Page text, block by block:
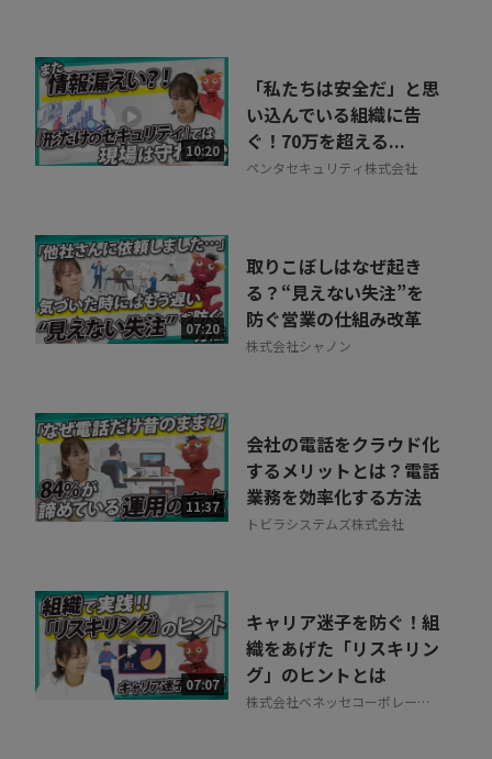
10:20
「私たちは安全だ」と思
い込んでいる組織に告
ぐ！70万を超える...
ペンタセキュリティ株式会社
07:20
取りこぼしはなぜ起き
る？“見えない失注”を
防ぐ営業の仕組み改革
株式会社シャノン
11:37
会社の電話をクラウド化
するメリットとは？電話
業務を効率化する方法
トビラシステムズ株式会社
07:07
キャリア迷子を防ぐ！組
織をあげた「リスキリン
グ」のヒントとは
株式会社ベネッセコーポレーシ